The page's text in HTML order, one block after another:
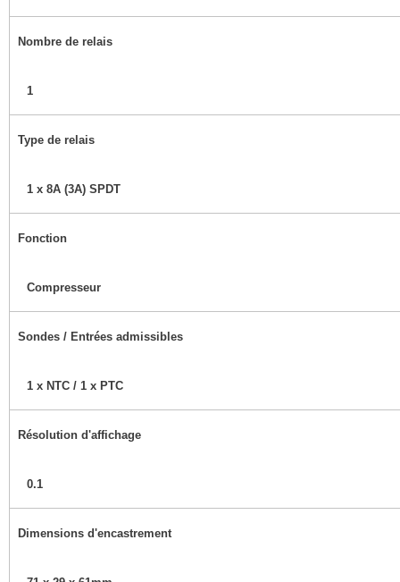
Nombre de relais
1
Type de relais
1 x 8A (3A) SPDT
Fonction
Compresseur
Sondes / Entrées admissibles
1 x NTC / 1 x PTC
Résolution d'affichage
0.1
Dimensions d'encastrement